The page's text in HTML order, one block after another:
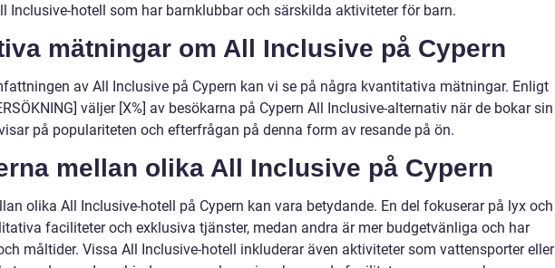
Inclusive-hotell som har barnklubbar och särskilda aktiviteter för barn.
mätningar om All Inclusive på Cypern
av All Inclusive på Cypern kan vi se på några kvantitativa mätningar. Enligt
väljer [X%] av besökarna på Cypern All Inclusive-alternativ när de bokar sin
på populariteten och efterfrågan på denna form av resande på ön.
mellan olika All Inclusive på Cypern
olika All Inclusive-hotell på Cypern kan vara betydande. En del fokuserar på lyx och
faciliteter och exklusiva tjänster, medan andra är mer budgetvänliga och har
måltider. Vissa All Inclusive-hotell inkluderar även aktiviteter som vattensporter eller